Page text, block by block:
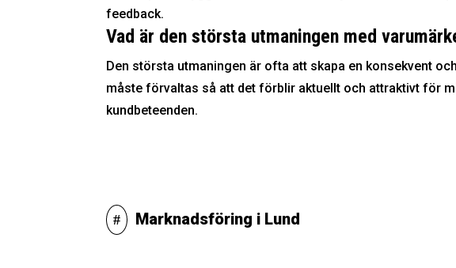
feedback.
Vad är den största utmaningen med
Den största utmaningen är ofta att skapa en konsekvent
måste förvaltas så att det förblir aktuellt och attraktivt för
kundbeteenden.
Marknadsföring i Lund